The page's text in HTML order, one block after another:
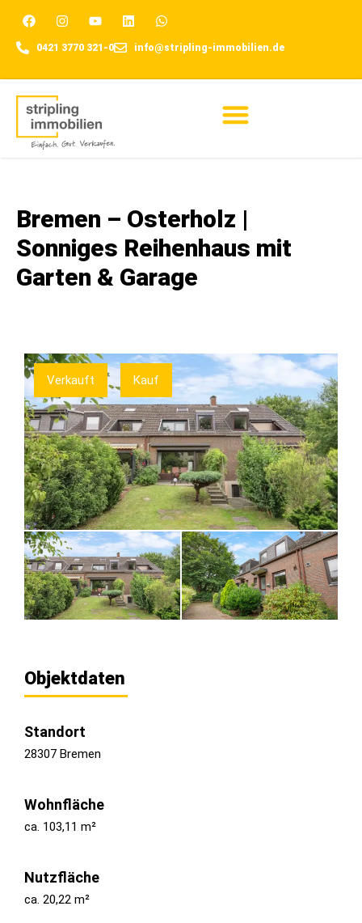
0421 3770 321-0 info@stripling-immobilien.de
Bremen – Osterholz |
Sonniges Reihenhaus mit
Garten & Garage
Verkauft Kauf
Objektdaten
Standort
28307 Bremen
Wohnfläche
ca. 103,11 m²
Nutzfläche
ca. 20,22 m²